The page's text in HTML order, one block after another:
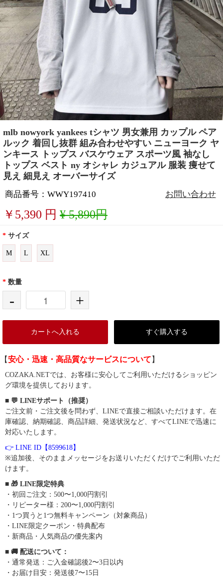
mlb nowyork yankees tシャツ 男女兼用 カップル ペア
ルック 着回し抜群 組み合わせやすい ニューヨーク ヤ
ンキース トップス バスケウェア スポーツ風 袖なし
トップス ベスト ny オシャレ カジュアル 服装 痩せて
見え 細見え オーバーサイズ
商品番号：WWY197410 お問い合わせ
￥ 5,390 円 ¥ 5,890円
* サイズ
M L XL
* 数量
- +
カートへ入れる すぐ購入する
【安心・迅速・高品質なサービスについて 】
COZAKA.NETでは、お客様に安心してご利用いただけるショッピン
グ環境を提供しております。
■ 💬 LINEサポート（推奨）
ご注文前・ご注文後を問わず、LINEで直接ご相談いただけます。在
庫確認、納期確認、商品詳細、発送状況など、すべてLINEで迅速に
対応いたします。
👉 LINE ID【8599618】
※追加後、そのままメッセージをお送りいただくだけでご利用いただ
けます。
■ 🎁 LINE限定特典
・初回ご注文：500〜1,000円割引
・リピーター様：200〜1,000円割引
・1つ買うと1つ無料キャンペーン（対象商品）
・LINE限定クーポン・特典配布
・新商品・人気商品の優先案内
■ 🚚 配送について：
・通常発送：ご入金確認後2〜3日以内
・お届け目安：発送後7〜15日